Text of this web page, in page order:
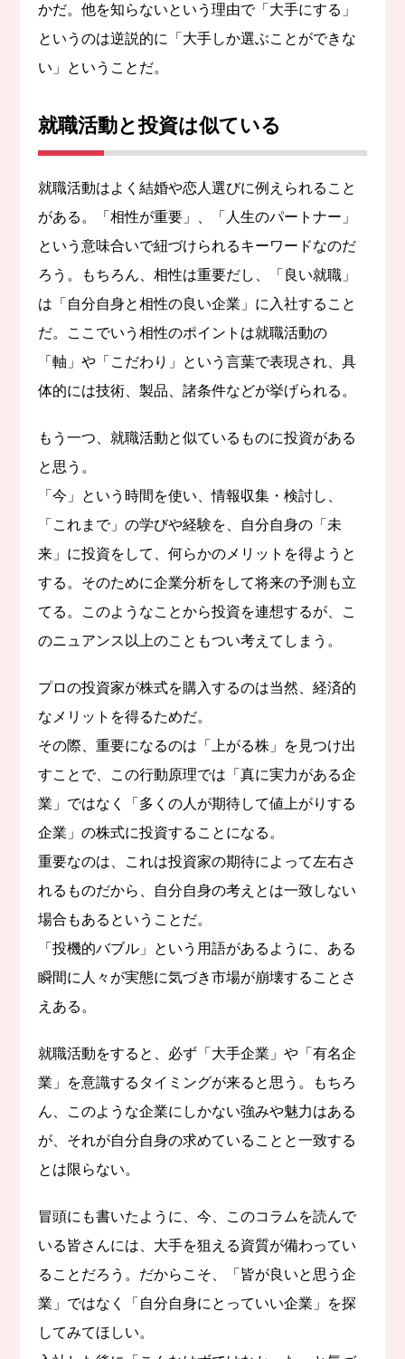
かだ。他を知らないという理由で「大手にする」
というのは逆説的に「大手しか選ぶことができな
い」ということだ。
就職活動と投資は似ている
就職活動はよく結婚や恋人選びに例えられること
がある。「相性が重要」、「人生のパートナー」
という意味合いで紐づけられるキーワードなのだ
ろう。もちろん、相性は重要だし、「良い就職」
は「自分自身と相性の良い企業」に入社すること
だ。ここでいう相性のポイントは就職活動の
「軸」や「こだわり」という言葉で表現され、具
体的には技術、製品、諸条件などが挙げられる。
もう一つ、就職活動と似ているものに投資がある
と思う。
「今」という時間を使い、情報収集・検討し、
「これまで」の学びや経験を、自分自身の「未
来」に投資をして、何らかのメリットを得ようと
する。そのために企業分析をして将来の予測も立
てる。このようなことから投資を連想するが、こ
のニュアンス以上のこともつい考えてしまう。
プロの投資家が株式を購入するのは当然、経済的
なメリットを得るためだ。
その際、重要になるのは「上がる株」を見つけ出
すことで、この行動原理では「真に実力がある企
業」ではなく「多くの人が期待して値上がりする
企業」の株式に投資することになる。
重要なのは、これは投資家の期待によって左右さ
れるものだから、自分自身の考えとは一致しない
場合もあるということだ。
「投機的バブル」という用語があるように、ある
瞬間に人々が実態に気づき市場が崩壊することさ
えある。
就職活動をすると、必ず「大手企業」や「有名企
業」を意識するタイミングが来ると思う。もちろ
ん、このような企業にしかない強みや魅力はある
が、それが自分自身の求めていることと一致する
とは限らない。
冒頭にも書いたように、今、このコラムを読んで
いる皆さんには、大手を狙える資質が備わってい
ることだろう。だからこそ、「皆が良いと思う企
業」ではなく「自分自身にとっていい企業」を探
してみてほしい。